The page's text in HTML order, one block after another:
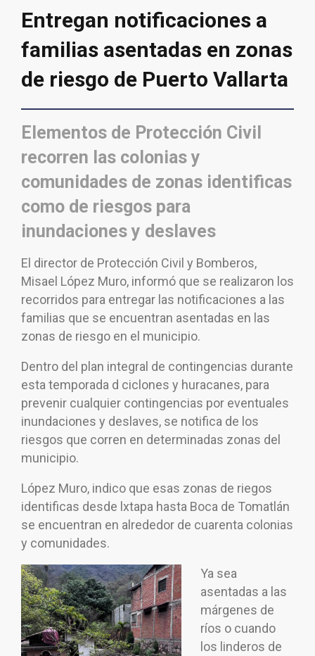
Entregan notificaciones a
familias asentadas en zonas
de riesgo de Puerto Vallarta
Elementos de Protección Civil
recorren las colonias y
comunidades de zonas identificas
como de riesgos para
inundaciones y deslaves
El director de Protección Civil y Bomberos,
Misael López Muro, informó que se realizaron los
recorridos para entregar las notificaciones a las
familias que se encuentran asentadas en las
zonas de riesgo en el municipio.
Dentro del plan integral de contingencias durante
esta temporada d ciclones y huracanes, para
prevenir cualquier contingencias por eventuales
inundaciones y deslaves, se notifica de los
riesgos que corren en determinadas zonas del
municipio.
López Muro, indico que esas zonas de riegos
identificas desde lxtapa hasta Boca de Tomatlán
se encuentran en alrededor de cuarenta colonias
y comunidades.
Ya sea
asentadas a las
márgenes de
ríos o cuando
los linderos de